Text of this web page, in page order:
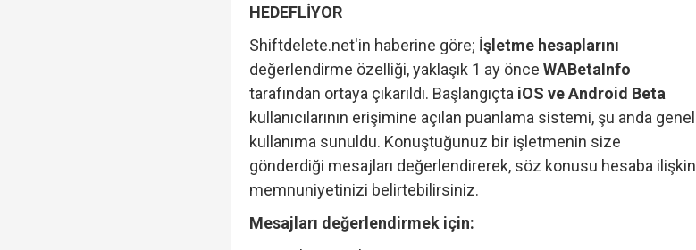
HEDEFLİYOR
Shiftdelete.net'in haberine göre; İşletme hesaplarını
değerlendirme özelliği, yaklaşık 1 ay önceWABetaInfo
tarafından ortaya çıkarıldı. Başlangıçta iOS ve Android Beta
kullanıcılarının erişimine açılan puanlama sistemi, şu anda genel
kullanıma sunuldu. Konuştuğunuz bir işletmenin size
gönderdiği mesajları değerlendirerek, söz konusu hesaba ilişkin
memnuniyetinizi belirtebilirsiniz.
Mesajları değerlendirmek için: